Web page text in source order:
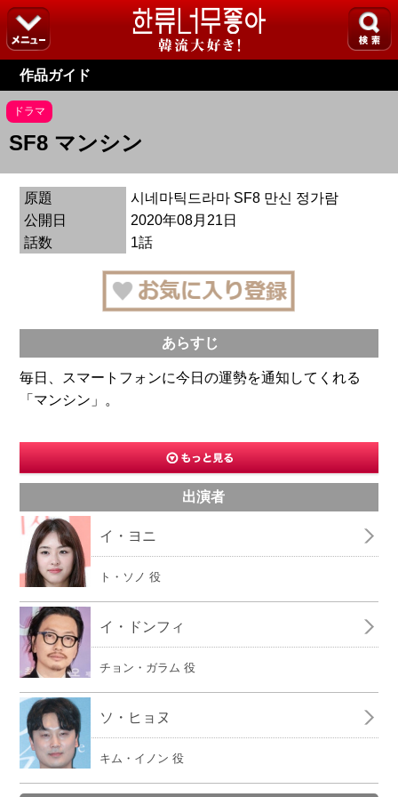
作品ガイド
ドラマ
SF8 マンシン
原題
시네마틱드라마 SF8 만신 정가람
公開日
2020年08月21日
話数
1話
あらすじ
毎日、スマートフォンに今日の運勢を通知してくれる
「マンシン」。
出演者
イ・ヨニ
ト・ソノ 役
イ・ドンフィ
チョン・ガラム 役
ソ・ヒョヌ
キム・イノン 役